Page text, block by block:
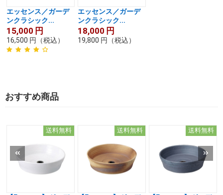
エッセンス／ガーデ
ンクラシック...
15,000 円
16,500 円 （税込）
エッセンス／ガーデ
ンクラシック...
18,000 円
19,800 円 （税込）
おすすめ商品
送料無料 送料無料 送料無料